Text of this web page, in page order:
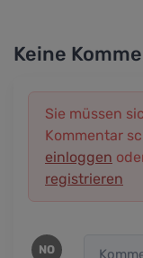
Keine
Sie müssen
Kommentar
einloggen
registrieren
NO